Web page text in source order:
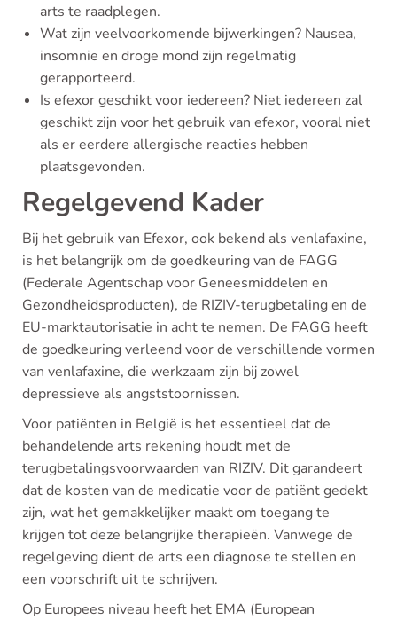
arts te raadplegen.
Wat zijn veelvoorkomende bijwerkingen? Nausea,
insomnie en droge mond zijn regelmatig
gerapporteerd.
Is efexor geschikt voor iedereen? Niet iedereen zal
geschikt zijn voor het gebruik van efexor, vooral niet
als er eerdere allergische reacties hebben
plaatsgevonden.
Regelgevend Kader
Bij het gebruik van Efexor, ook bekend als venlafaxine,
is het belangrijk om de goedkeuring van de FAGG
(Federale Agentschap voor Geneesmiddelen en
Gezondheidsproducten), de RIZIV-terugbetaling en de
EU-marktautorisatie in acht te nemen. De FAGG heeft
de goedkeuring verleend voor de verschillende vormen
van venlafaxine, die werkzaam zijn bij zowel
depressieve als angststoornissen.
Voor patiënten in België is het essentieel dat de
behandelende arts rekening houdt met de
terugbetalingsvoorwaarden van RIZIV. Dit garandeert
dat de kosten van de medicatie voor de patiënt gedekt
zijn, wat het gemakkelijker maakt om toegang te
krijgen tot deze belangrijke therapieën. Vanwege de
regelgeving dient de arts een diagnose te stellen en
een voorschrift uit te schrijven.
Op Europees niveau heeft het EMA (European